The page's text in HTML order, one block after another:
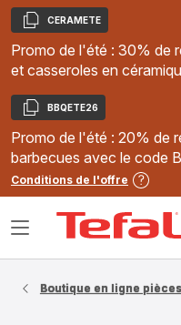
Copier
CERAMETE
Promo de l'été : 30% de
et casseroles en
Copier
BBQETE26
Promo de l'été : 20% de
barbecues avec le code
Conditions de l'offre
Ouvrir
Boutique en ligne